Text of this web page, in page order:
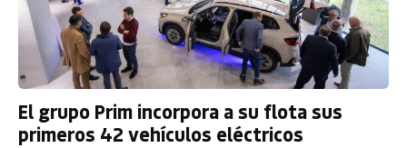
El grupo Prim incorpora a su flota sus
primeros 42 vehículos eléctricos